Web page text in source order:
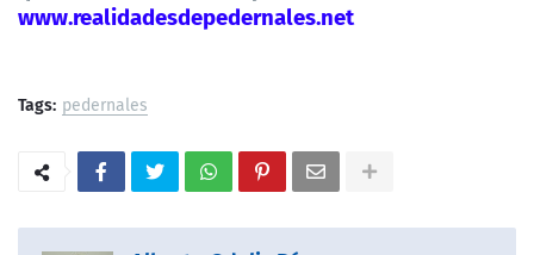
www.realidadesdepedernales.net
Tags: pedernales